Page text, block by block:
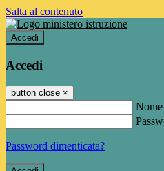
Salta al contenuto
Accedi
Accedi
button close ×
Password dimenticata?